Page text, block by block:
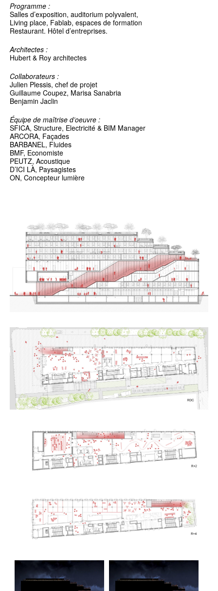
Programme :
Salles d’exposition, auditorium polyvalent,
Living place, Fablab, espaces de formation
Restaurant. Hôtel d’entreprises.
Architectes :
Hubert & Roy architectes
Collaborateurs :
Julien Plessis, chef de projet
Guillaume Coupez, Marisa Sanabria
Benjamin Jaclin
Équipe de maîtrise d’oeuvre :
SFICA, Structure, Electricité & BIM Manager
ARCORA, Façades
BARBANEL, Fluides
BMF, Economiste
PEUTZ, Acoustique
D’ICI LÀ, Paysagistes
ON, Concepteur lumière